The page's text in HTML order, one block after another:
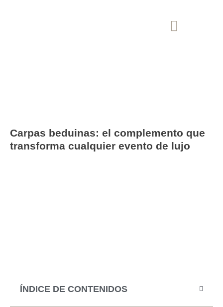
Carpas beduinas: el complemento que
transforma cualquier evento de lujo
ÍNDICE DE CONTENIDOS